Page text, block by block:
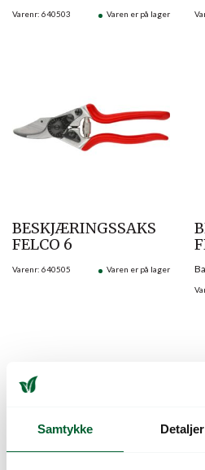
Samtykke Detaljer
Varenr: 640503 Varen er på lager
BESKJÆRINGSSAKS
FELCO 6
Varenr: 640505 Varen er på lager